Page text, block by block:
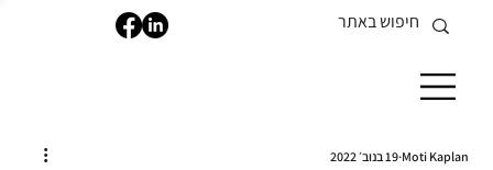
Moti Kaplan 19 בנוב׳ 2022